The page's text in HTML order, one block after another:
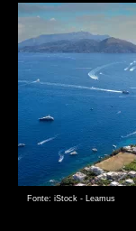
Fonte: iStock - Leamus